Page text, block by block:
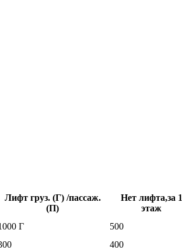
Лифт груз. (Г) /пассаж.
(П)
Нет лифта,за 1
этаж
Г 500
400